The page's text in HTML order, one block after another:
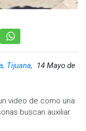
Tijuana,
14 Mayo de
video de como una
buscan auxiliar